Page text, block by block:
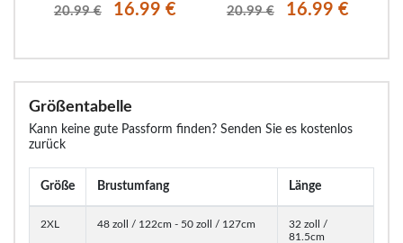
20.99 € 16.99 € 20.99 € 16.99 €
Größentabelle
Kann keine gute Passform finden? Senden Sie es kostenlos
zurück
Größe Brustumfang Länge
2XL 48 zoll / 122cm - 50 zoll / 127cm
32 zoll /
81.5cm